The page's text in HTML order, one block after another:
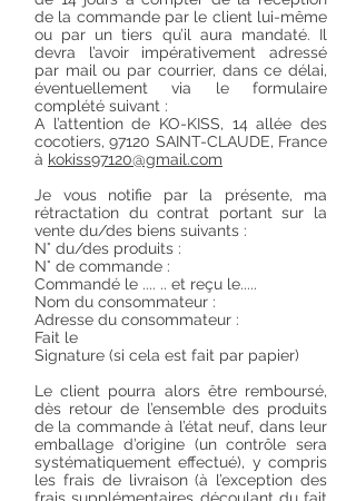
de la commande par le client lui-même
ou par un tiers qu’il aura mandaté. Il
devra l’avoir impérativement adressé
par mail ou par courrier, dans ce délai,
éventuellement via le formulaire
complété suivant :
A l’attention de KO-KISS, 14 allée des
cocotiers, 97120 SAINT-CLAUDE, France
à kokiss97120@gmail.com
Je vous notifie par la présente, ma
rétractation du contrat portant sur la
vente du/des biens suivants :
N° du/des produits :
N° de commande :
Commandé le .... .. et reçu le.....
Nom du consommateur :
Adresse du consommateur :
Fait le
Signature (si cela est fait par papier)
Le client pourra alors être remboursé,
dès retour de l’ensemble des produits
de la commande à l’état neuf, dans leur
emballage d’origine (un contrôle sera
systématiquement effectué), y compris
les frais de livraison (à l’exception des